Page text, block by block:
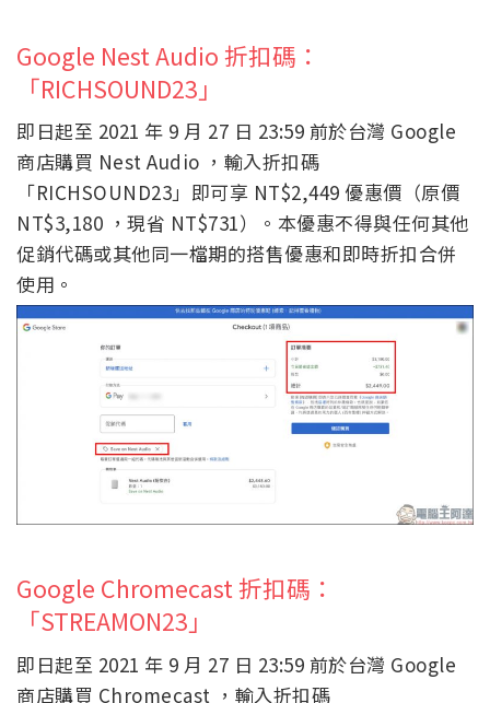
Google Nest Audio 折扣碼：
「RICHSOUND23」
即日起至 2021 年 9 月 27 日 23:59 前於台灣 Google
商店購買 Nest Audio ，輸入折扣碼
「RICHSOUND23」即可享 NT$2,449 優惠價（原價
NT$3,180 ，現省 NT$731）。本優惠不得與任何其他
促銷代碼或其他同一檔期的搭售優惠和即時折扣合併
使用。
Google Chromecast 折扣碼：
「STREAMON23」
即日起至 2021 年 9 月 27 日 23:59 前於台灣 Google
商店購買 Chromecast ，輸入折扣碼